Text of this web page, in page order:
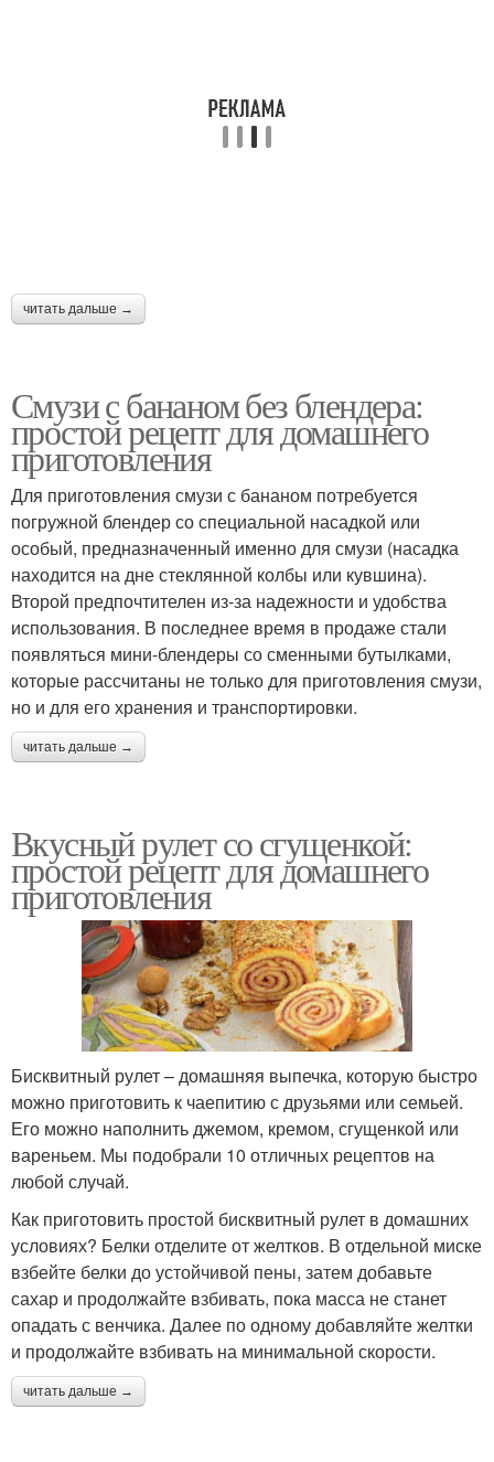
читать дальше →
Смузи с бананом без блендера:
простой рецепт для домашнего
приготовления
Для приготовления смузи с бананом потребуется
погружной блендер со специальной насадкой или
особый, предназначенный именно для смузи (насадка
находится на дне стеклянной колбы или кувшина).
Второй предпочтителен из-за надежности и удобства
использования. В последнее время в продаже стали
появляться мини-блендеры со сменными бутылками,
которые рассчитаны не только для приготовления смузи,
но и для его хранения и транспортировки.
читать дальше →
Вкусный рулет со сгущенкой:
простой рецепт для домашнего
приготовления
Бисквитный рулет – домашняя выпечка, которую быстро
можно приготовить к чаепитию с друзьями или семьей.
Его можно наполнить джемом, кремом, сгущенкой или
вареньем. Мы подобрали 10 отличных рецептов на
любой случай.
Как приготовить простой бисквитный рулет в домашних
условиях? Белки отделите от желтков. В отдельной миске
взбейте белки до устойчивой пены, затем добавьте
сахар и продолжайте взбивать, пока масса не станет
опадать с венчика. Далее по одному добавляйте желтки
и продолжайте взбивать на минимальной скорости.
читать дальше →